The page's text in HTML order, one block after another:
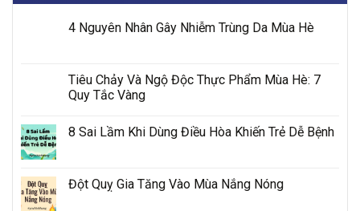
4 Nguyên Nhân Gây Nhiễm Trùng Da Mùa Hè
Tiêu Chảy Và Ngộ Độc Thực Phẩm Mùa Hè: 7
Quy Tắc Vàng
8 Sai Lầm Khi Dùng Điều Hòa Khiến Trẻ Dễ Bệnh
Đột Quỵ Gia Tăng Vào Mùa Nắng Nóng